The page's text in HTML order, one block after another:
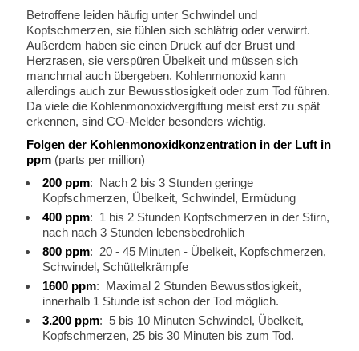
Betroffene leiden häufig unter Schwindel und
Kopfschmerzen, sie fühlen sich schläfrig oder verwirrt.
Außerdem haben sie einen Druck auf der Brust und
Herzrasen, sie verspüren Übelkeit und müssen sich
manchmal auch übergeben. Kohlenmonoxid kann
allerdings auch zur Bewusstlosigkeit oder zum Tod führen.
Da viele die Kohlenmonoxidvergiftung meist erst zu spät
erkennen, sind CO-Melder besonders wichtig.
Folgen der Kohlenmonoxidkonzentration in der Luft in
ppm (parts per million)
200 ppm: Nach 2 bis 3 Stunden geringe
Kopfschmerzen, Übelkeit, Schwindel, Ermüdung
400 ppm: 1 bis 2 Stunden Kopfschmerzen in der Stirn,
nach nach 3 Stunden lebensbedrohlich
800 ppm: 20 - 45 Minuten - Übelkeit, Kopfschmerzen,
Schwindel, Schüttelkrämpfe
1600 ppm: Maximal 2 Stunden Bewusstlosigkeit,
innerhalb 1 Stunde ist schon der Tod möglich.
3.200 ppm: 5 bis 10 Minuten Schwindel, Übelkeit,
Kopfschmerzen, 25 bis 30 Minuten bis zum Tod.